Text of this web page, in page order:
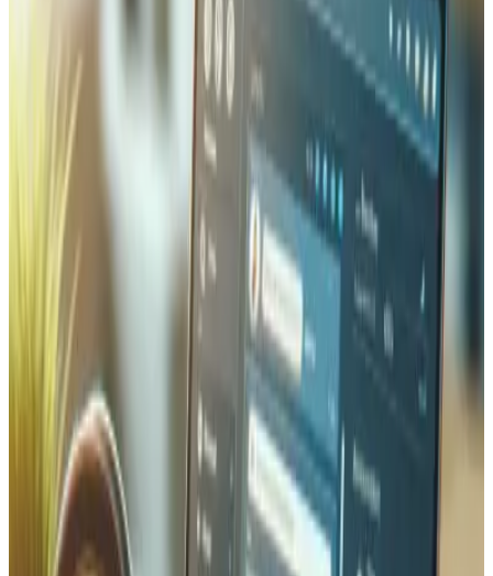
Nous construisons une synchronisation des stocks en
temps réel entre votre boutique en ligne, vos points de
vente physiques, votre système de gestion d'entrepôt et
votre ERP — pour que les niveaux de stock soient toujours
exacts sur chaque canal et que la survente devienne
impossible. Les règles d'automatisation gèrent les tâches
répétitives : les alertes de stock bas déclenchent des
workflows de réapprovisionnement, les réceptions de
marchandises mettent à jour la disponibilité
instantanément, et le stock réservé est retenu pendant le
checkout pour éviter les conflits. Pour les catalogues
complexes, nous implémentons le suivi au niveau des
variantes, la déduction de stock pour les lots et bundles,
et la traçabilité par numéro de lot pour une visibilité
complète de la chaîne d'approvisionnement.
Préparation de Commandes et
Intégration d'Entrepôts
Connectez votre système de gestion d'entrepôt (WMS) à
votre boutique en ligne. Routage automatique des
commandes, notifications d'expédition en temps réel,
gestion des retours et allocation multi-entrepôts pour des
livraisons plus rapides et moins d'erreurs.